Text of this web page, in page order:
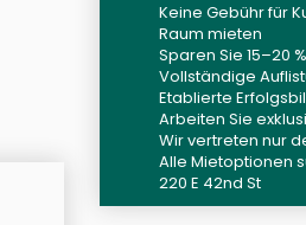
Keine Gebühr für
Raum mieten
Sparen Sie 15–20 %
Vollständige
Etablierte
Arbeiten Sie
Wir vertreten nur
Alle Mietoptionen
220 E 42nd St